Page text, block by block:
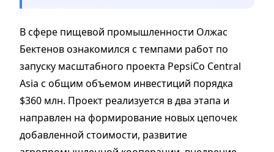
В сфере пищевой промышленности Олжас
Бектенов ознакомился с темпами работ по
запуску масштабного проекта PepsiCo Central
Asia с общим объемом инвестиций порядка
$360 млн. Проект реализуется в два этапа и
направлен на формирование новых цепочек
добавленной стоимости, развитие